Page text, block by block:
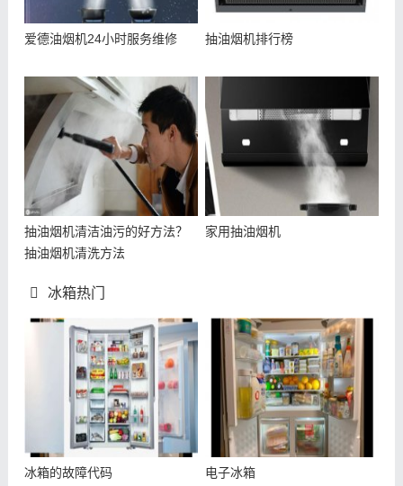
爱德油烟机24小时服务维修 抽油烟机排行榜
抽油烟机清洁油污的好方法？
抽油烟机清洗方法
家用抽油烟机
冰箱热门
冰箱的故障代码 电子冰箱